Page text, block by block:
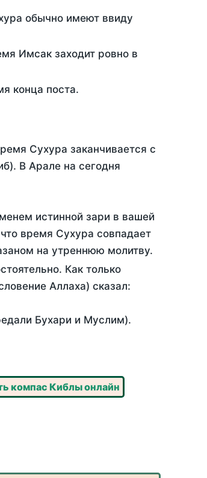
обычно имеют ввиду
Имсак заходит ровно в
конца поста.
Сухура заканчивается с
В Арале на сегодня
истинной зари в вашей
время Сухура совпадает
на утреннюю молитву.
Как только
Аллаха) сказал:
Бухари и Муслим).
компас Киблы онлайн